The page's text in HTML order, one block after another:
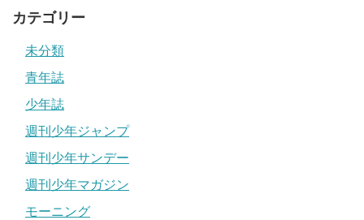
た先生は、やはりすごい方ですね。
関連記事
関連記事 西炯子の旦那は?結婚してる?顔写真,猫,子供についても調査!
カテゴリー
未分類
青年誌
少年誌
週刊少年ジャンプ
週刊少年サンデー
週刊少年マガジン
モーニング